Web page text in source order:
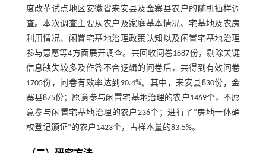
度改革试点地区安徽省来安县及金寨县农户的随机抽样调
查。本次调查主要从农户及家庭基本情况、宅基地及农房
利用情况、闲置宅基地治理政策认知以及闲置宅基地治理
参与意愿等4方面展开调查。共回收问卷1887份，剔除关键
信息缺失较多及作答不合逻辑的问卷后，共得到有效问卷
1705份，问卷有效率达到90.4%。其中，来安县830份，金
寨县875份；愿意参与闲置宅基地治理的农户1469个，不愿
意参与闲置宅基地治理的农户236个；进行了“房地一体确
权登记颁证”的农户1423个，占样本量的83.5%。